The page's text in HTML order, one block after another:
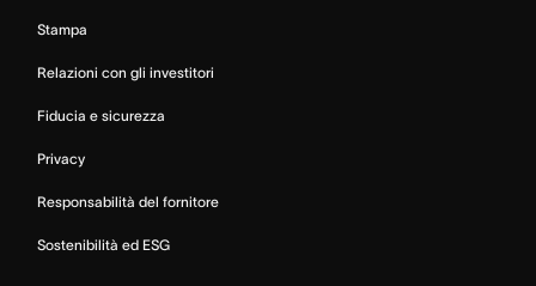
Stampa
Relazioni con gli investitori
Fiducia e sicurezza
Privacy
Responsabilità del fornitore
Sostenibilità ed ESG